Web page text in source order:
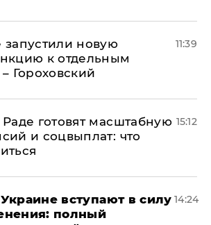
новую
к отдельным
Гороховский
11:39
готовят масштабную
и соцвыплат: что
15:12
Украине вступают в силу
полный
14:24